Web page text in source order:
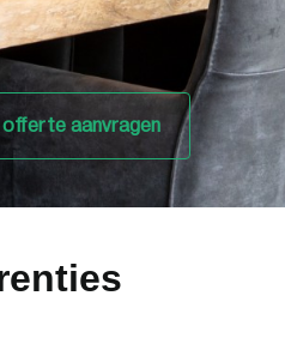
offerte aanvragen